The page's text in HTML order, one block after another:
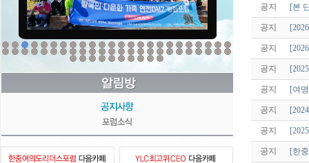
공지 [본
공지
공지
공지
공지 [여
공지
공지
공지 [한